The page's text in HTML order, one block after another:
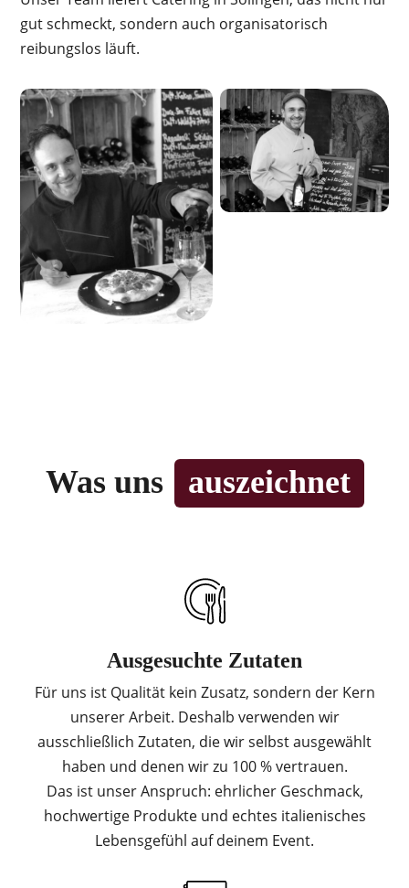
gut schmeckt, sondern auch organisatorisch
reibungslos läuft.
Was uns auszeichnet
Ausgesuchte Zutaten
Für uns ist Qualität kein Zusatz, sondern der Kern
unserer Arbeit. Deshalb verwenden wir
ausschließlich Zutaten, die wir selbst ausgewählt
haben und denen wir zu 100 % vertrauen.
Das ist unser Anspruch: ehrlicher Geschmack,
hochwertige Produkte und echtes italienisches
Lebensgefühl auf deinem Event.